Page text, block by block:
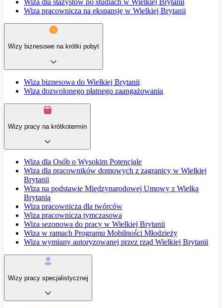
Wiza pracownicza na ekspansję w Wielkiej Brytanii
Wizy biznesowe na krótki pobyt
Wiza biznesowa do Wielkiej Brytanii
Wiza dozwolonego płatnego zaangażowania
Wizy pracy na krótkotermin
Wiza dla Osób o Wysokim Potencjale
Wiza dla pracowników domowych z zagranicy w Wielkiej
Brytanii
Wiza na podstawie Międzynarodowej Umowy z Wielką
Brytanią
Wiza pracownicza dla twórców
Wiza pracownicza tymczasowa
Wiza sezonowa do pracy w Wielkiej Brytanii
Wiza w ramach Programu Mobilności Młodzieży
Wiza wymiany autoryzowanej przez rząd Wielkiej Brytanii
Wizy pracy specjalistycznej